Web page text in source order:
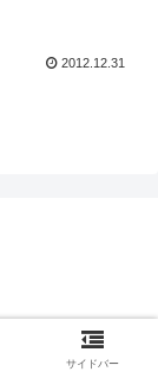
2012.12.31
サイドバー